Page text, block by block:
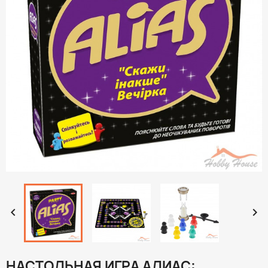
 